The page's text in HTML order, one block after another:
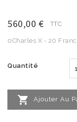
560,00 € TTC
0Charles X - 20
Quantité
 Ajouter Au